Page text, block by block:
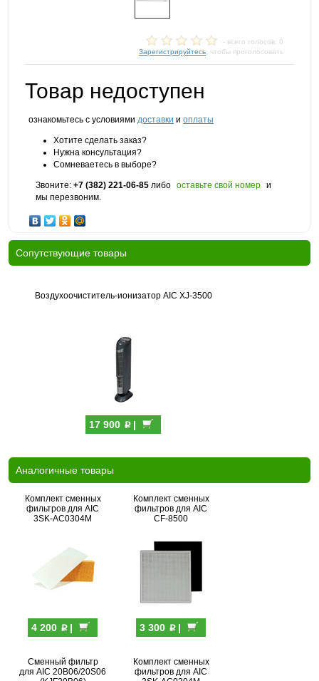
- всего голосов: 0
Зарегистрируйтесь , чтобы проголосовать
Товар недоступен
ознакомьтесь с условиями доставки и оплаты
Хотите сделать заказ?
Нужна консультация?
Сомневаетесь в выборе?
Звоните: +7 (382) 221-06-85 либо оставьте свой номер и
мы перезвоним.
Cопутствующие товары
Воздухоочиститель-ионизатор AIC XJ-3500
17 900 p|
Аналогичные товары
Комплект сменных
фильтров для AIC
3SK-AC0304M
4 200 p|
Комплект сменных
фильтров для AIC
CF-8500
3 300 p|
Сменный фильтр
для AIC 20B06/20S06
Комплект сменных
фильтров для AIC